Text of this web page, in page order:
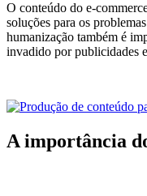
O conteúdo do e-
soluções para os
humanização também é
invadido por publicidades
A importância